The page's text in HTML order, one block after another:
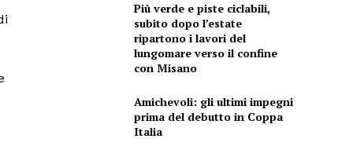
Più verde e piste ciclabili,
subito dopo l’estate
ripartono i lavori del
lungomare verso il confine
con Misano
Amichevoli: gli ultimi impegni
prima del debutto in Coppa
Italia